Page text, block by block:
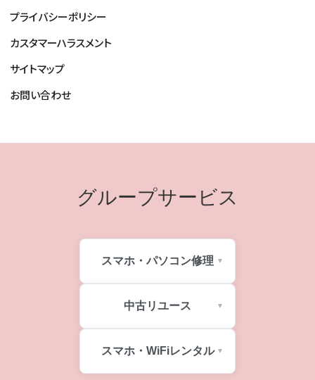
プライバシーポリシー
カスタマーハラスメント
サイトマップ
お問い合わせ
グループサービス
スマホ・パソコン修理
中古リユース
スマホ・WiFiレンタル